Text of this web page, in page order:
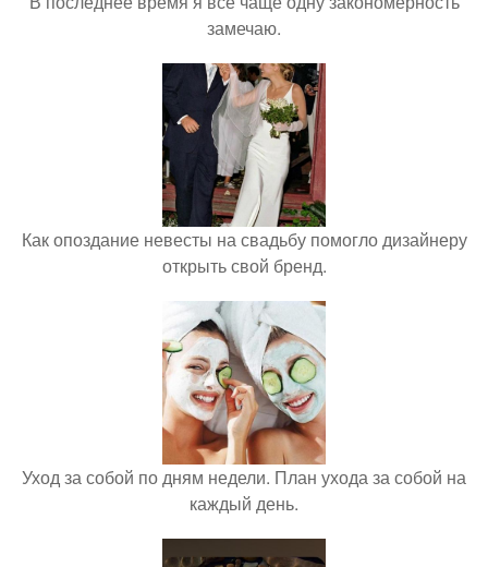
замечаю.
Как опоздание невесты на свадьбу помогло дизайнеру
открыть свой бренд.
Уход за собой по дням недели. План ухода за собой на
каждый день.